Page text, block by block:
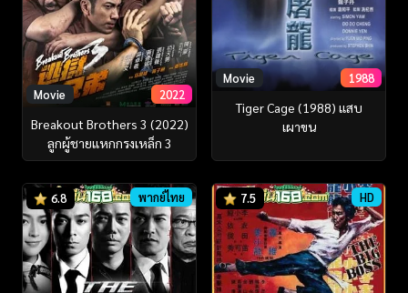
Movie 2022
Breakout Brothers 3 (2022)
ลูกผู้ชายแหกกรงเหล็ก 3
Movie 1988
Tiger Cage (1988) แสบ
เผาขน
6.8 พากย์ไทย 7.5 HD